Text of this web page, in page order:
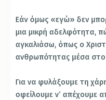
Εάν όμως «εγώ» δεν
μια μικρή αδελφότητα,
αγκαλιάσω, όπως ο
ανθρωπότητας μέσα
Για να φυλάξουμε τη
οφείλουμε ν’ απέχουμε